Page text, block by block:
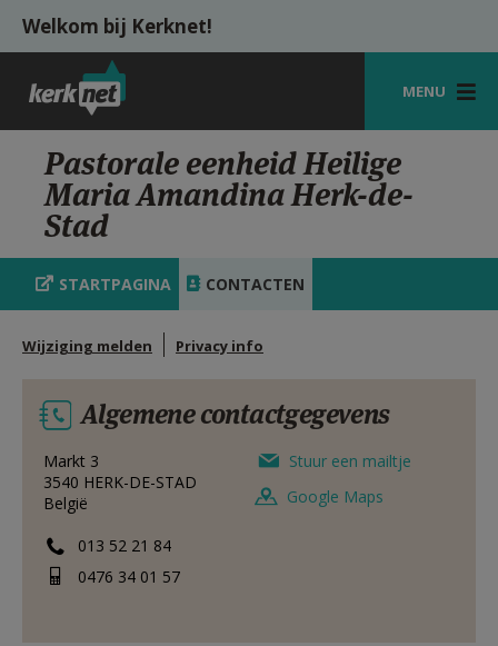
Overslaan en naar de inhoud gaan
Welkom bij Kerknet!
MENU
STARTPAGINA
KERK
SHOP
ZOEKEN
MIJN PAROCHIE
AANMELDEN OF REGISTREREN
Pastorale eenheid Heilige
Maria Amandina Herk-de-
Stad
STARTPAGINA CONTACTEN
Wijziging melden Privacy info
Algemene contactgegevens
Markt 3
3540 HERK-DE-STAD
België
013 52 21 84
0476 34 01 57
Stuur een mailtje
Google Maps